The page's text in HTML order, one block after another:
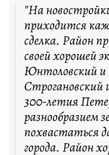
"На
приходится
сделка. Район
своей хорошей
Юнтоловский и
Строгановский
300-летия
разнообразием
похвастаться
города. Район